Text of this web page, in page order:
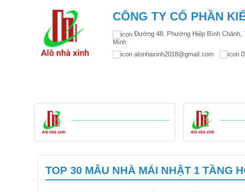
CÔNG TY CỔ PHẦN
Đường 48, Phường Hiệp Bình Chánh,
Minh
alonhaxinh2018@gmail.com
TOP 30 MẪU NHÀ MÁI NHẬT 1 TẦNG